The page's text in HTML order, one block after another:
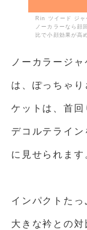
Rin ツイード ジャ
ノーカラーなら顔
比で小顔効果が高
ノーカラージ
は、ぽっちゃ
ケットは、首回
デコルテライ
に見せられます
インパクトた
大きな衿との